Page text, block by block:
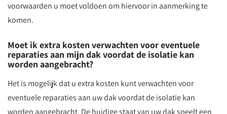
voorwaarden u moet voldoen om hiervoor in aanmerking te
komen.
Moet ik extra kosten verwachten voor eventuele
reparaties aan mijn dak voordat de isolatie kan
worden aangebracht?
Het is mogelijk dat u extra kosten kunt verwachten voor
eventuele reparaties aan uw dak voordat de isolatie kan
worden aangebracht. De huidige staat van uw dak speelt een